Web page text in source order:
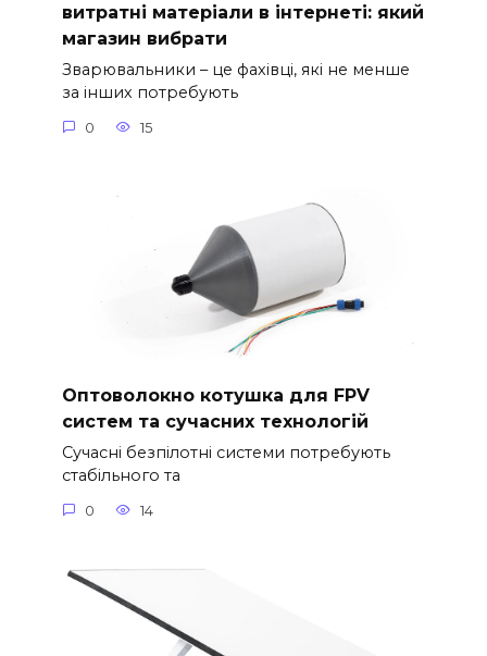
витратні матеріали в інтернеті: який
магазин вибрати
Зварювальники – це фахівці, які не менше
за інших потребують
0 15
Оптоволокно котушка для FPV
систем та сучасних технологій
Сучасні безпілотні системи потребують
стабільного та
0 14